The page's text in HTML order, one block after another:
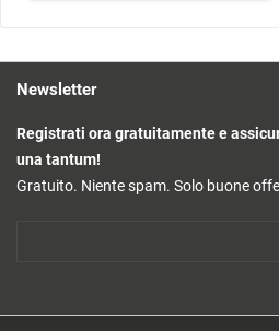
NOTA: I veicoli mostrati sono solo a
semaforici Funduino, ti consigliamo di
larghezza di circa 4 cm.
Newsletter
Registrati ora gratuitamente e
una tantum!
Gratuito. Niente spam. Solo buone